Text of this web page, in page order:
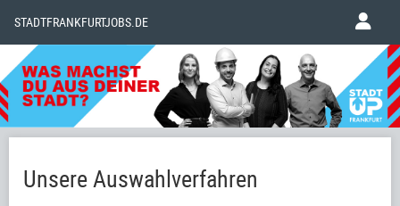
STADTFRANKFURTJOBS.DE
Unsere Auswahlverfahren